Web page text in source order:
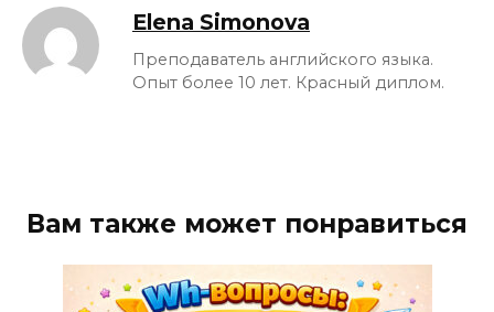
Elena Simonova
Преподаватель английского языка.
Опыт более 10 лет. Красный диплом.
Вам также может понравиться